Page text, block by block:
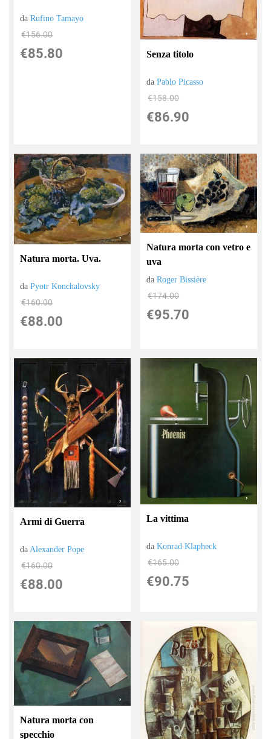
daRufino Tamayo
€156.00
€85.80 Senza titolo
daPablo Picasso
€158.00
€86.90
Natura morta. Uva.
daPyotr Konchalovsky
€160.00
€88.00
Natura morta con vetro e
uva
daRoger Bissière
€174.00
€95.70
Armi di Guerra
da Alexander Pope
€160.00
€88.00
La vittima
daKonrad Klapheck
€165.00
€90.75
Natura morta con
specchio